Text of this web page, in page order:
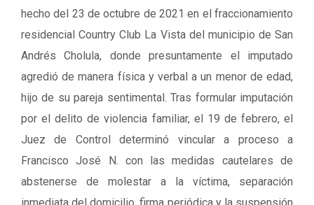
hecho del 23 de octubre de 2021 en el fraccionamiento
residencial Country Club La Vista del municipio de San
Andrés Cholula, donde presuntamente el imputado
agredió de manera física y verbal a un menor de edad,
hijo de su pareja sentimental. Tras formular imputación
por el delito de violencia familiar, el 19 de febrero, el
Juez de Control determinó vincular a proceso a
Francisco José N. con las medidas cautelares de
abstenerse de molestar a la víctima, separación